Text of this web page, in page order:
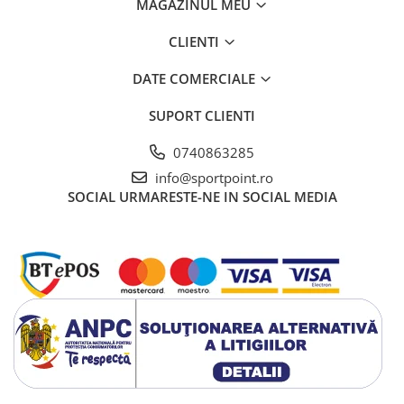
MAGAZINUL MEU
CLIENTI
DATE COMERCIALE
SUPORT CLIENTI
0740863285
info@sportpoint.ro
SOCIAL URMARESTE-NE IN SOCIAL MEDIA